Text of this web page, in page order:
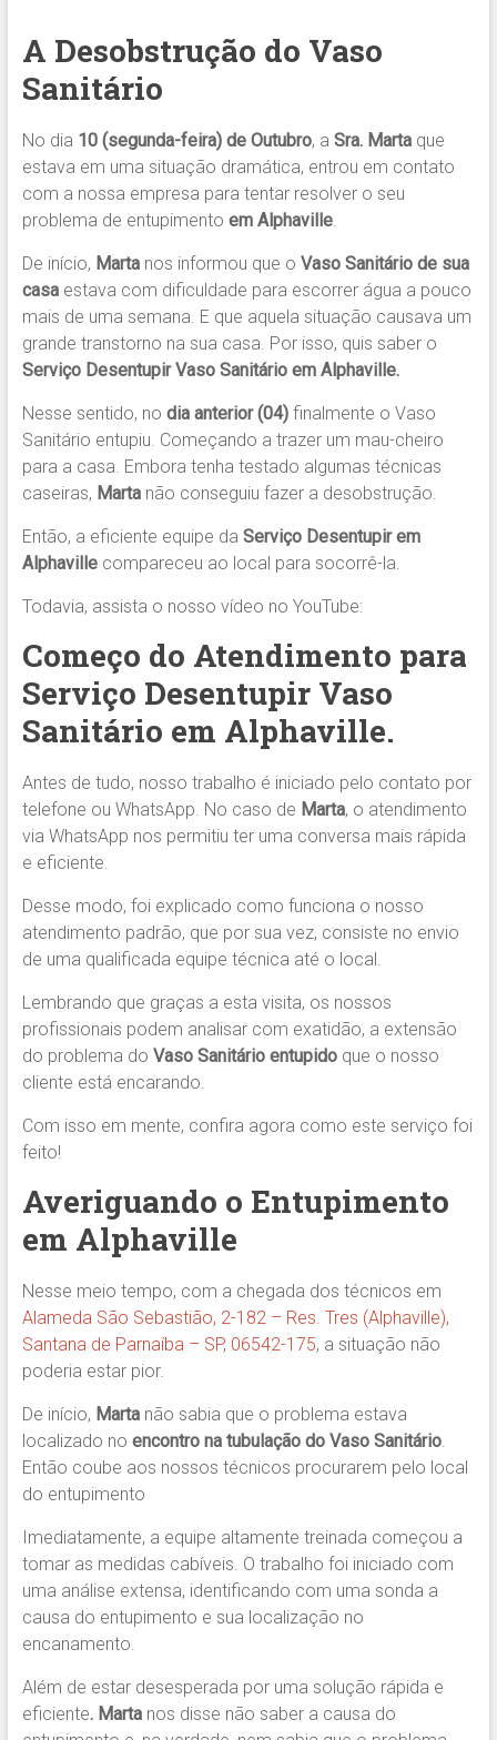
A Desobstrução do Vaso
Sanitário
No dia 10 (segunda-feira) de Outubro, a Sra. Martaque
estava em uma situação dramática, entrou em contato
com a nossa empresa para tentar resolver o seu
problema de entupimento em Alphaville.
De início, Martanos informou que o Vaso Sanitário de sua
casaestava com dificuldade para escorrer água a pouco
mais de uma semana. E que aquela situação causava um
grande transtorno na sua casa. Por isso, quis saber o
Serviço Desentupir Vaso Sanitário em Alphaville.
Nesse sentido, no dia anterior (04)finalmente o Vaso
Sanitário entupiu. Começando a trazer um mau-cheiro
para a casa. Embora tenha testado algumas técnicas
caseiras, Martanão conseguiu fazer a desobstrução.
Então, a eficiente equipe da Serviço Desentupir em
Alphavillecompareceu ao local para socorrê-la.
Todavia, assista o nosso vídeo no YouTube:
Começo do Atendimento para
Serviço Desentupir Vaso
Sanitário em Alphaville.
Antes de tudo, nosso trabalho é iniciado pelo contato por
telefone ou WhatsApp. No caso de Marta, o atendimento
via WhatsApp nos permitiu ter uma conversa mais rápida
e eficiente.
Desse modo, foi explicado como funciona o nosso
atendimento padrão, que por sua vez, consiste no envio
de uma qualificada equipe técnica até o local.
Lembrando que graças a esta visita, os nossos
profissionais podem analisar com exatidão, a extensão
do problema do Vaso Sanitário entupido que o nosso
cliente está encarando.
Com isso em mente, confira agora como este serviço foi
feito!
Averiguando o Entupimento
em Alphaville
Nesse meio tempo, com a chegada dos técnicos em
Alameda São Sebastião, 2-182 – Res. Tres (Alphaville),
Santana de Parnaíba – SP, 06542-175, a situação não
poderia estar pior.
De início, Martanão sabia que o problema estava
localizado no encontro na tubulação do Vaso Sanitário.
Então coube aos nossos técnicos procurarem pelo local
do entupimento
Imediatamente, a equipe altamente treinada começou a
tomar as medidas cabíveis. O trabalho foi iniciado com
uma análise extensa, identificando com uma sonda a
causa do entupimento e sua localização no
encanamento.
Além de estar desesperada por uma solução rápida e
eficiente. Martanos disse não saber a causa do